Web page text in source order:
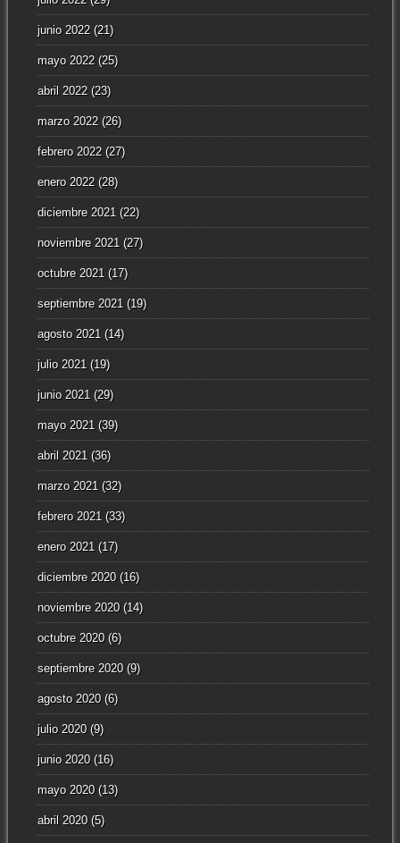
junio 2022(21)
mayo 2022(25)
abril 2022(23)
marzo 2022(26)
febrero 2022(27)
enero 2022(28)
diciembre 2021(22)
noviembre 2021(27)
octubre 2021(17)
septiembre 2021(19)
agosto 2021(14)
julio 2021(19)
junio 2021(29)
mayo 2021(39)
abril 2021(36)
marzo 2021(32)
febrero 2021(33)
enero 2021(17)
diciembre 2020(16)
noviembre 2020(14)
octubre 2020(6)
septiembre 2020(9)
agosto 2020(6)
julio 2020(9)
junio 2020(16)
mayo 2020(13)
abril 2020(5)